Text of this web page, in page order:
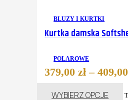
BLUZY I KURTKI
POLAROWE
Kurtka damska
379,00zł –
WYBIERZ OPCJE